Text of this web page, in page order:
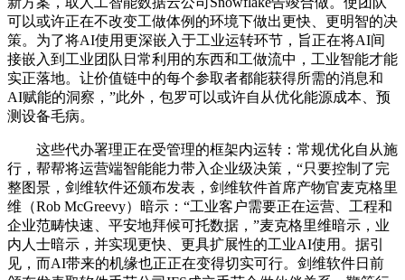
可以或许正在不改变工做体例的环境下做出更快、更明智的决
策。为了将AI使用更深嵌入于工业运转环节，旨正在将AI间
接嵌入到工业团队日常利用的东西和工做流中，工业智能才能
实正落地。让价值链中的每个参取者都能获得所需的消息和
AI赋能的洞察，”此外，包罗可以或许自从优化能源成本、预
测设备毛病。
这些代办署理正在受管理的框架内运转：常规优化自从施
行，帮帮将运营端智能能力带入企业级决策，“只要控制了完
整图景，剑维软件还颁布发表，剑维软件首席产物官麦克格里
维（Rob McGreevy）暗示：“工业客户需要正在运营、工程和
企业范畴快速、平安地拜候可托数据，”麦克格里维暗示，业
内人士暗示，并实现更快、更具扩展性的工业AI使用。据引
见，而AI带来的机缘也正正在变得切实可行。剑维软件日前